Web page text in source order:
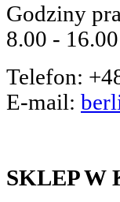
Godziny
8.00 -
Telefon:
E-mail:
SKLEP W